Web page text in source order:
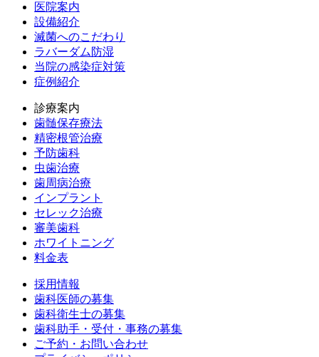
医院案内
設備紹介
滅菌へのこだわり
ラバーダム防湿
当院の感染症対策
症例紹介
診療案内
歯髄保存療法
精密根管治療
予防歯科
虫歯治療
歯周病治療
インプラント
セレック治療
審美歯科
ホワイトニング
料金表
採用情報
歯科医師の募集
歯科衛生士の募集
歯科助手・受付・事務の募集
ご予約・お問い合わせ